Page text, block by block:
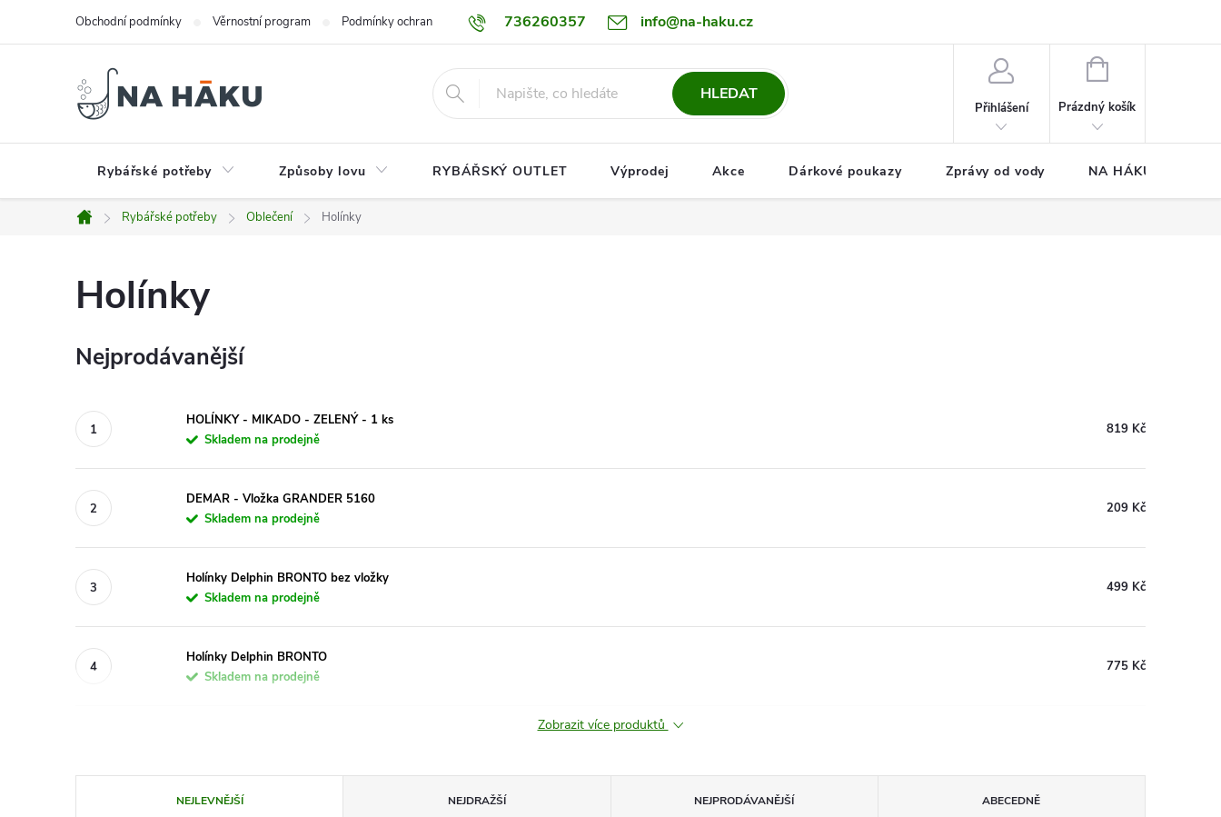
736260357 info@na-haku.cz
Obchodní podmínky Věrnostní program Podmínky ochrany osobních údajů Dopravy
HLEDAT
Přihlášení
NÁKUPNÍ
Prázdný košík
Rybářské potřeby Způsoby lovu RYBÁŘSKÝ OUTLET Výprodej Akce Dárkové poukazy Zprávy od vody NA HÁKU CUP
Domů
Rybářské potřeby Oblečení Holínky
Holínky
Nejprodávanější
HOLÍNKY - MIKADO - ZELENÝ - 1 ks
Skladem na prodejně
819 Kč
DEMAR - Vložka GRANDER 5160
Skladem na prodejně
209 Kč
Holínky Delphin BRONTO bez vložky
Skladem na prodejně
499 Kč
Holínky Delphin BRONTO
Skladem na prodejně
775 Kč
Zobrazit více produktů
NEJLEVNĚJŠÍ NEJDRAŽŠÍ NEJPRODÁVANĚJŠÍ ABECEDNĚ